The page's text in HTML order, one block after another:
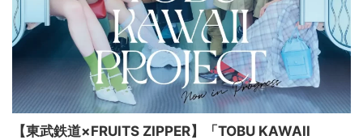
【東武鉄道×FRUITS ZIPPER】「TOBU KAWAII